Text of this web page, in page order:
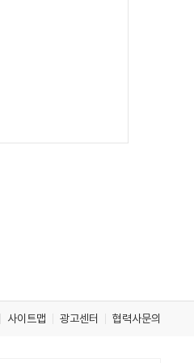
사이트맵 광고센터 협력사문의